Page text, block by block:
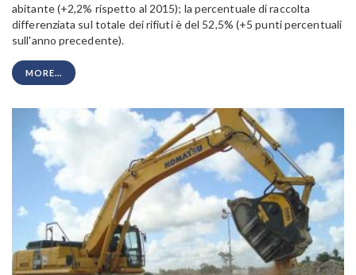
abitante (+2,2% rispetto al 2015); la percentuale di raccolta
differenziata sul totale dei rifiuti è del 52,5% (+5 punti percentuali
sull'anno precedente).
MORE...